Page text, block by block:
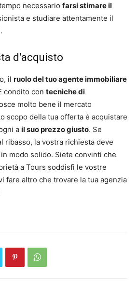
necessario farsi stimare il
e studiare attentamente il
.
d’acquisto
il ruolo del tuo agente immobiliare
condito con tecniche di
molto bene il mercato
scopo della tua offerta è acquistare
a il suo prezzo giusto. Se
ribasso, la vostra richiesta deve
modo solido. Siete convinti che
a Tours soddisfi le vostre
fare altro che trovare la tua agenzia